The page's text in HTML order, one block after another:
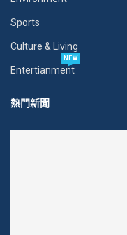
Sports
Culture & Living
Entertianment
NEW
熱門新聞